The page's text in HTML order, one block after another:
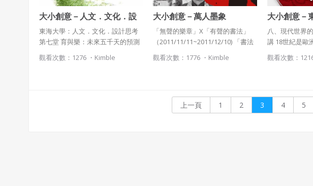
隨手可得。 建
方式都已改變。
大小創意－人文．文化．設
計思考（第七堂）姚仁祿
東海大學：人文．文化．設計思考
第七堂 育與樂：未來五千天的預測
／主講人：姚仁祿／時間：2010年5
月
觀看次數：1276 ・ Kimble
大小創意－萬人墨象
「無聲的樂章」X「有聲的書法」
（2011/11/11~2011/12/10) 「書法
藝術 X 年輕 ＝ 新世代書法美學」一
直是書法家董陽孜，多年來的心
建構的美感。
觀看次數：1776 ・ Kimble
大小創意－
（第八堂）
八、現代世界
講 18世紀是歐
的時期， 最後
命， 資本主義
後， 由一系列
躍。 隨後自英
大陸， 19世紀
觀看次數：
上一頁 1 2 3 4 5